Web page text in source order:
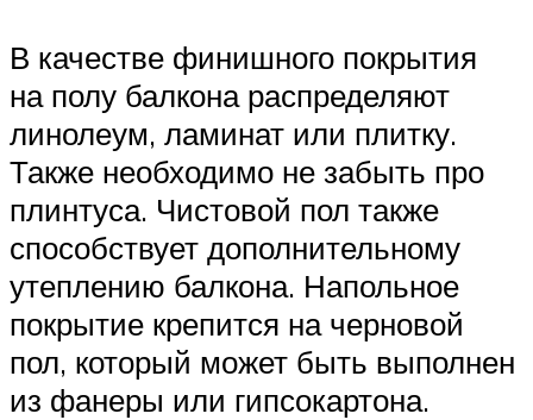
В качестве финишного покрытия
на полу балкона распределяют
линолеум, ламинат или плитку.
Также необходимо не забыть про
плинтуса. Чистовой пол также
способствует дополнительному
утеплению балкона. Напольное
покрытие крепится на черновой
пол, который может быть выполнен
из фанеры или гипсокартона.